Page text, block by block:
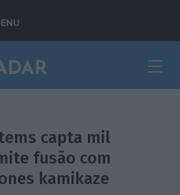
capta mil
fusão com
kamikaze